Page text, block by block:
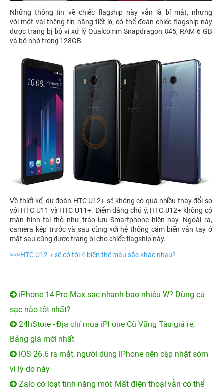
Những thông tin về chiếc flagship này vẫn là bí mật, nhưng
với một vài thông tin hãng tiết lộ, có thể đoán chiếc flagship này
được trang bị bộ vi xử lý Qualcomm Snapdragon 845, RAM 6 GB
và bộ nhớ trong 128GB.
Về thiết kế, dự đoán HTC U12+ sẽ không có quá nhiều thay đổi so
với HTC U11 và HTC U11+. Điểm đáng chú ý, HTC U12+ không có
màn hình tai thỏ như trào lưu Smartphone hiện nay. Ngoài ra,
camera kép trước và sau cùng với hệ thống cảm biến vân tay ở
mặt sau cũng được trang bị cho chiếc flagship này.
>>>HTC U12 + sẽ có tới 4 biến thể màu sắc khác nhau?
iPhone 14 Pro Max sạc nhanh bao nhiêu W? Dùng củ
sạc nào tốt nhất?
24hStore - Địa chỉ mua iPhone Cũ Vũng Tàu giá rẻ,
Bảng giá mới nhất
iOS 26.6 ra mắt, người dùng iPhone nên cập nhật sớm
vì lý do này
Zalo có loạt tính năng mới: Mất điện thoại vẫn có thể